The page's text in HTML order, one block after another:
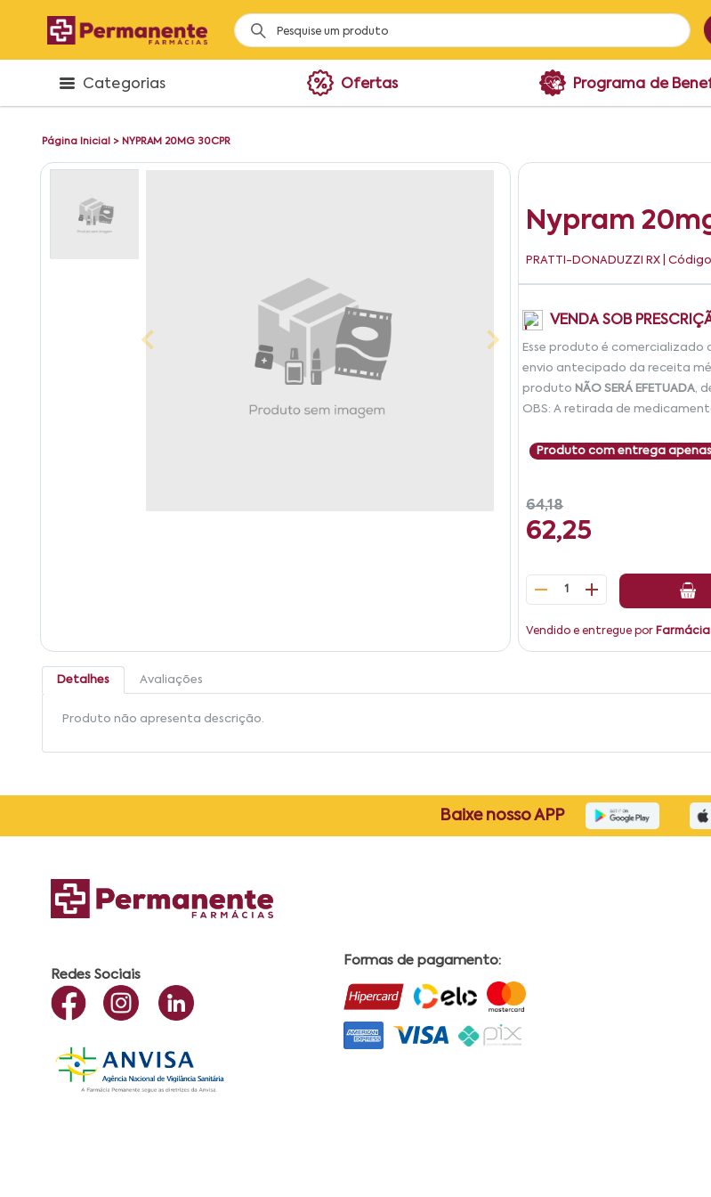
Categorias Ofertas Programa de
Página Inicial > NYPRAM 20MG 30CPR
Nypram
PRATTI-DONADUZZI RX |
VENDA SOB
Esse produto é
envio antecipado da receita
produto NÃO SERÁ EFETUADA,
OBS: A retirada de
Produto com entrega
64,18
62,25
1
Vendido e entregue por
Detalhes Avaliações
Produto não apresenta descrição.
Baixe nosso APP
Redes Sociais
Formas de pagamento: